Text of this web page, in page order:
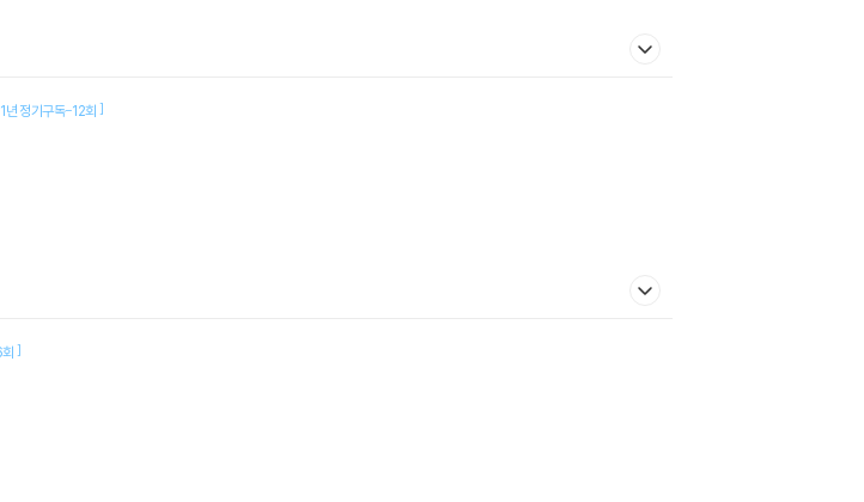
1년 정기구독-12회 ]
]